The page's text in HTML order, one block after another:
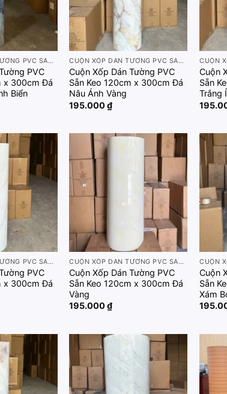
CUỘN XỐP DÁN TƯỜNG PVC SẴN KEO 120CM X 300CM
PVC
x 300cm Đá
Biển
CUỘN XỐP DÁN TƯỜNG PVC SẴN KEO 120CM X 300CM
Cuộn Xốp Dán Tường PVC
Sẵn Keo 120cm x 300cm Đá
Nâu Ánh Vàng
195.000₫
Cuộn
Sẵn
Trắng
Add to
wishlist
CUỘN XỐP DÁN TƯỜNG PVC SẴN KEO 120CM X 300CM
PVC
x 300cm Đá
wishlist
CUỘN XỐP DÁN TƯỜNG PVC SẴN KEO 120CM X 300CM
Cuộn Xốp Dán Tường PVC
Sẵn Keo 120cm x 300cm Đá
Vàng
195.000₫
Cuộn
Sẵn
Xám
Add to
wishlist